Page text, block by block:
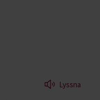
Lyssna